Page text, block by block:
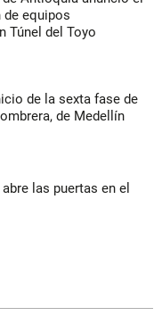
equipos
Túnel del Toyo
de la sexta fase de
de Medellín
las puertas en el